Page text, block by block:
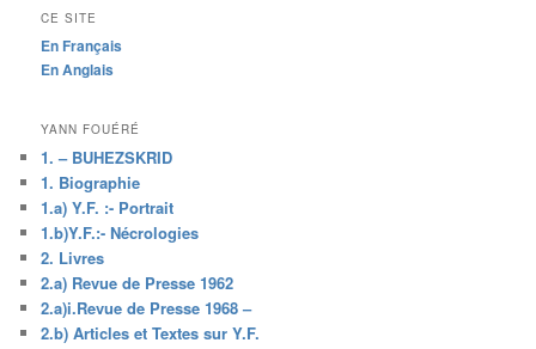
CE SITE
En Français
En Anglais
YANN FOUÉRÉ
1. – BUHEZSKRID
1. Biographie
1.a) Y.F. :- Portrait
1.b)Y.F.:- Nécrologies
2. Livres
2.a) Revue de Presse 1962
2.a)i.Revue de Presse 1968 –
2.b) Articles et Textes sur Y.F.